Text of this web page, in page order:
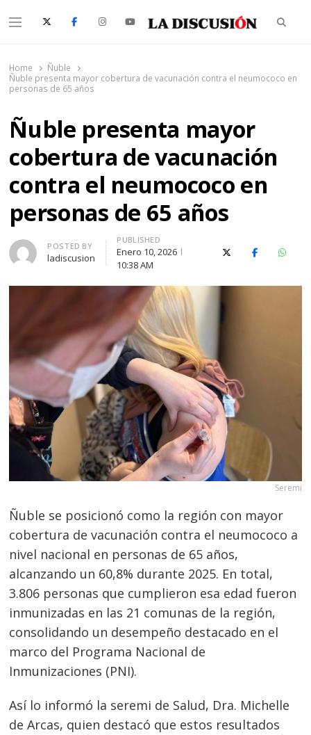
Menu
Home
Ñuble
Ñuble presenta mayor cobertura de vacunación contra el neumococo en
personas de 65 años
Ñuble presenta mayor
cobertura de vacunación
contra el neumococo en
personas de 65 años
Author
POSTED BY
ladiscusion
PUBLISHED
Enero 10, 2026
10:38 AM
X (Twitter)Facebook
Seremi
Ñuble se posicionó como la región con mayor
cobertura de vacunación contra el neumococo a
nivel nacional en personas de 65 años,
alcanzando un 60,8% durante 2025. En total,
3.806 personas que cumplieron esa edad fueron
inmunizadas en las 21 comunas de la región,
consolidando un desempeño destacado en el
marco del Programa Nacional de
Inmunizaciones (PNI).
Así lo informó la seremi de Salud, Dra. Michelle
de Arcas, quien destacó que estos resultados